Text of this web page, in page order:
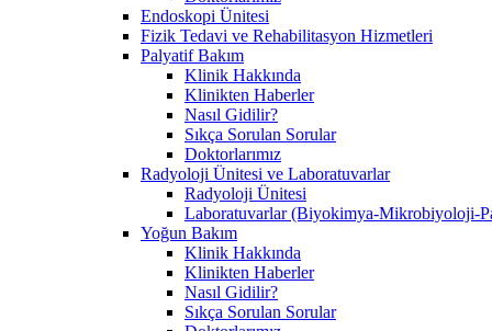
Endoskopi Ünitesi
Fizik Tedavi ve Rehabilitasyon Hizmetleri
Palyatif Bakım
Klinik Hakkında
Klinikten Haberler
Nasıl Gidilir?
Sıkça Sorulan Sorular
Doktorlarımız
Radyoloji Ünitesi ve Laboratuvarlar
Radyoloji Ünitesi
Laboratuvarlar (Biyokimya-Mikrobiyoloji-
Yoğun Bakım
Klinik Hakkında
Klinikten Haberler
Nasıl Gidilir?
Sıkça Sorulan Sorular